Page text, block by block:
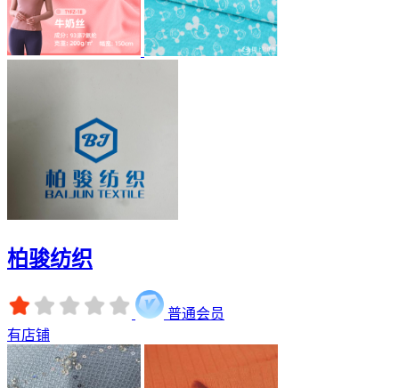
柏骏纺织
普通会员
有店铺